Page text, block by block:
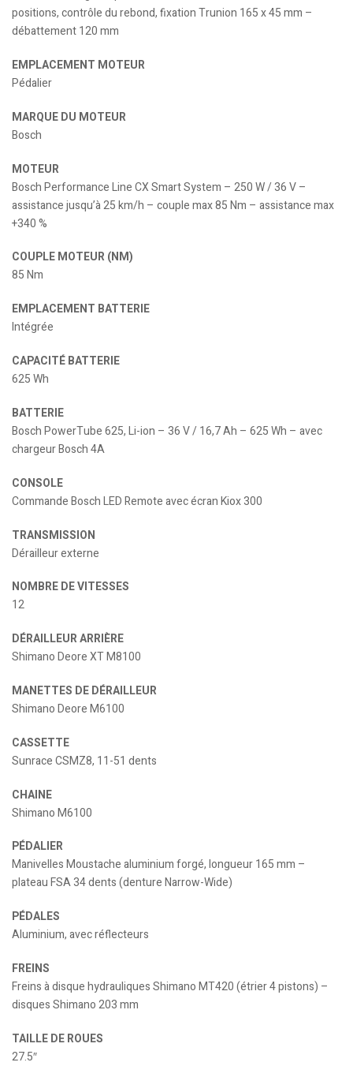
positions, contrôle du rebond, fixation Trunion 165 x 45 mm –
débattement 120 mm
EMPLACEMENT MOTEUR
Pédalier
MARQUE DU MOTEUR
Bosch
MOTEUR
Bosch Performance Line CX Smart System – 250 W / 36 V –
assistance jusqu’à 25 km/h – couple max 85 Nm – assistance max
+340 %
COUPLE MOTEUR (NM)
85 Nm
EMPLACEMENT BATTERIE
Intégrée
CAPACITÉ BATTERIE
625 Wh
BATTERIE
Bosch PowerTube 625, Li-ion – 36 V / 16,7 Ah – 625 Wh – avec
chargeur Bosch 4A
CONSOLE
Commande Bosch LED Remote avec écran Kiox 300
TRANSMISSION
Dérailleur externe
NOMBRE DE VITESSES
12
DÉRAILLEUR ARRIÈRE
Shimano Deore XT M8100
MANETTES DE DÉRAILLEUR
Shimano Deore M6100
CASSETTE
Sunrace CSMZ8, 11-51 dents
CHAINE
Shimano M6100
PÉDALIER
Manivelles Moustache aluminium forgé, longueur 165 mm –
plateau FSA 34 dents (denture Narrow-Wide)
PÉDALES
Aluminium, avec réflecteurs
FREINS
Freins à disque hydrauliques Shimano MT420 (étrier 4 pistons) –
disques Shimano 203 mm
TAILLE DE ROUES
27.5″